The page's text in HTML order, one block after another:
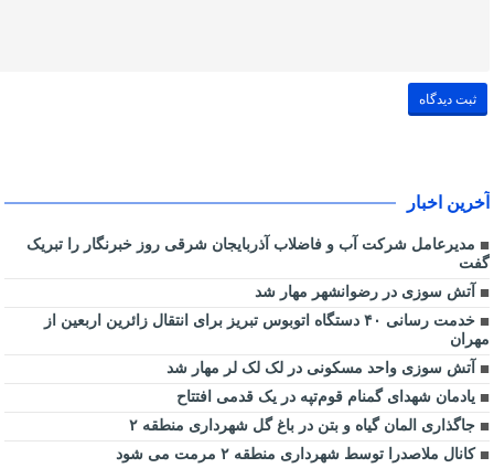
آخرین اخبار
مدیرعامل شرکت آب و فاضلاب آذربایجان شرقی روز خبرنگار را تبریک
گفت
آتش سوزی در رضوانشهر مهار شد
خدمت رسانی ۴۰ دستگاه اتوبوس تبریز برای انتقال زائرین اربعین از
مهران
آتش سوزی واحد مسکونی در لک لک لر مهار شد
یادمان شهدای گمنام قوم‌تپه در یک قدمی افتتاح
جاگذاری المان گیاه و بتن در باغ گل شهرداری منطقه ۲
کانال ملاصدرا توسط شهرداری منطقه ۲ مرمت می شود